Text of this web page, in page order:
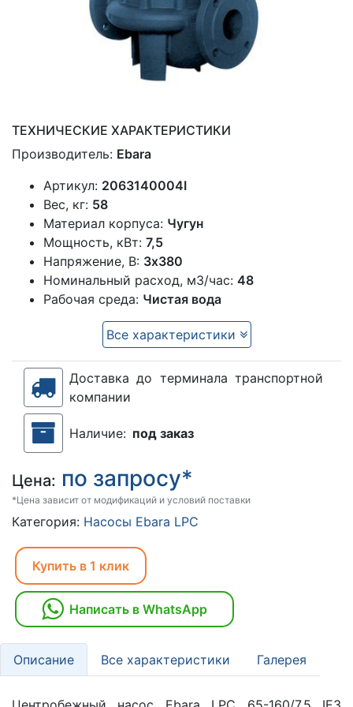
ТЕХНИЧЕСКИЕ ХАРАКТЕРИСТИКИ
Производитель: Ebara
Артикул: 2063140004I
Вес, кг: 58
Материал корпуса: Чугун
Мощность, кВт: 7,5
Напряжение, В: 3х380
Номинальный расход, м3/час: 48
Рабочая среда: Чистая вода
Все характеристики
Доставка до терминала транспортной
компании
Наличие: под заказ
Цена: по запросу*
*Цена зависит от модификаций и условий поставки
Категория: Насосы Ebara LPC
Купить в 1 клик
Написать в WhatsApp
Описание Все характеристики Галерея